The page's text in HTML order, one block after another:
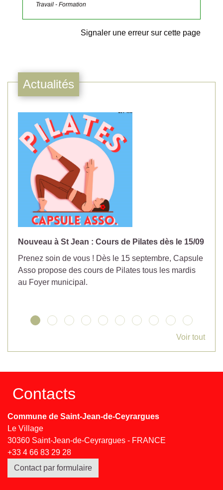
Travail - Formation
Signaler une erreur sur cette page
Actualités
Nouveau à St Jean : Cours de Pilates dès le 15/09
Prenez soin de vous ! Dès le 15 septembre, Capsule
Asso propose des cours de Pilates tous les mardis
au Foyer municipal.
Voir tout
Contacts
Commune de Saint-Jean-de-Ceyrargues
Le Village
30360 Saint-Jean-de-Ceyrargues - FRANCE
+33 4 66 83 29 28
Contact par formulaire